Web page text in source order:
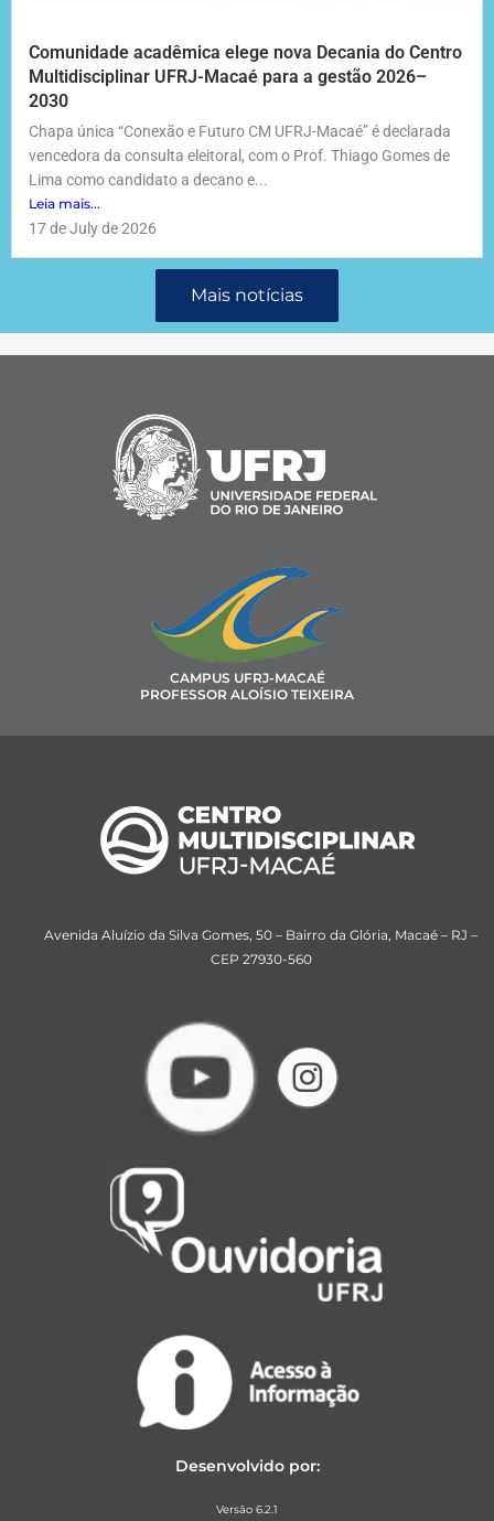
Comunidade acadêmica elege nova Decania do Centro
Multidisciplinar UFRJ-Macaé para a gestão 2026–
2030
Chapa única “Conexão e Futuro CM UFRJ-Macaé” é declarada
vencedora da consulta eleitoral, com o Prof. Thiago Gomes de
Lima como candidato a decano e...
Leia mais...
17 de July de 2026
Mais notícias
CAMPUS UFRJ-MACAÉ
PROFESSOR ALOÍSIO TEIXEIRA
Avenida Aluízio da Silva Gomes, 50 – Bairro da Glória, Macaé – RJ –
CEP 27930-560
Desenvolvido por:
Versão 6.2.1